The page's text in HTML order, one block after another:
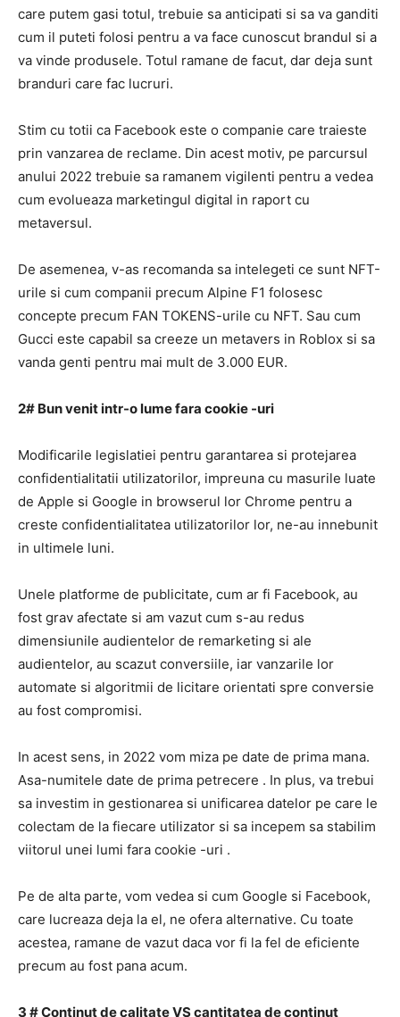
care putem gasi totul, trebuie sa anticipati si sa va ganditi
cum il puteti folosi pentru a va face cunoscut brandul si a
va vinde produsele. Totul ramane de facut, dar deja sunt
branduri care fac lucruri.
Stim cu totii ca Facebook este o companie care traieste
prin vanzarea de reclame. Din acest motiv, pe parcursul
anului 2022 trebuie sa ramanem vigilenti pentru a vedea
cum evolueaza marketingul digital in raport cu
metaversul.
De asemenea, v-as recomanda sa intelegeti ce sunt NFT-
urile si cum companii precum Alpine F1 folosesc
concepte precum FAN TOKENS-urile cu NFT. Sau cum
Gucci este capabil sa creeze un metavers in Roblox si sa
vanda genti pentru mai mult de 3.000 EUR.
2# Bun venit intr-o lume fara cookie -uri
Modificarile legislatiei pentru garantarea si protejarea
confidentialitatii utilizatorilor, impreuna cu masurile luate
de Apple si Google in browserul lor Chrome pentru a
creste confidentialitatea utilizatorilor lor, ne-au innebunit
in ultimele luni.
Unele platforme de publicitate, cum ar fi Facebook, au
fost grav afectate si am vazut cum s-au redus
dimensiunile audientelor de remarketing si ale
audientelor, au scazut conversiile, iar vanzarile lor
automate si algoritmii de licitare orientati spre conversie
au fost compromisi.
In acest sens, in 2022 vom miza pe date de prima mana.
Asa-numitele date de prima petrecere . In plus, va trebui
sa investim in gestionarea si unificarea datelor pe care le
colectam de la fiecare utilizator si sa incepem sa stabilim
viitorul unei lumi fara cookie -uri .
Pe de alta parte, vom vedea si cum Google si Facebook,
care lucreaza deja la el, ne ofera alternative. Cu toate
acestea, ramane de vazut daca vor fi la fel de eficiente
precum au fost pana acum.
3 # Continut de calitate VS cantitatea de continut